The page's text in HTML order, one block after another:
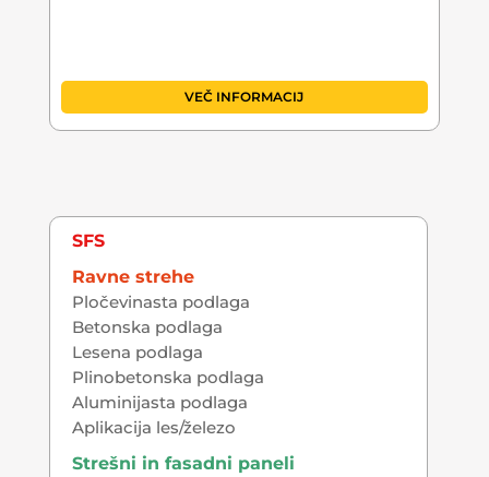
VEČ INFORMACIJ
SFS
Ravne strehe
Pločevinasta podlaga
Betonska podlaga
Lesena podlaga
Plinobetonska podlaga
Aluminijasta podlaga
Aplikacija les/železo
Strešni in fasadni paneli